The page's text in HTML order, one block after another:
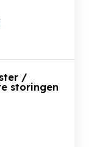
/
storingen